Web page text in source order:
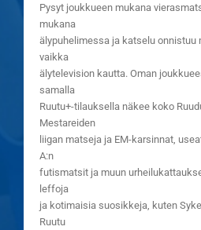
Pysyt joukkueen mukana
mukana
älypuhelimessa ja katselu onnistuu
vaikka
älytelevision kautta. Oman
samalla
Ruutu+-tilauksella näkee koko
Mestareiden
liigan matseja ja EM-karsinnat,
A:n
futismatsit ja muun
leffoja
ja kotimaisia suosikkeja, kuten
Ruutu